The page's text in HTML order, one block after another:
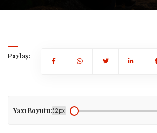
Paylaş:
Yazı Boyutu::12px